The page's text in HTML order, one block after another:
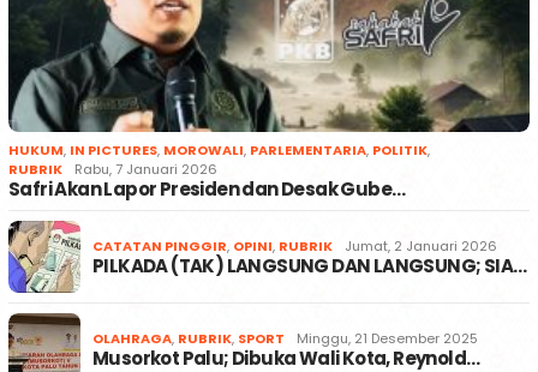
HUKUM, IN PICTURES, MOROWALI, PARLEMENTARIA, POLITIK,
RUBRIK
Rabu, 7 Januari 2026
Safri Akan Lapor Presiden dan Desak Gube…
CATATAN PINGGIR, OPINI, RUBRIK Jumat, 2 Januari 2026
PILKADA (TAK) LANGSUNG DAN LANGSUNG; SIA…
OLAHRAGA, RUBRIK, SPORT Minggu, 21 Desember 2025
Musorkot Palu; Dibuka Wali Kota, Reynold…